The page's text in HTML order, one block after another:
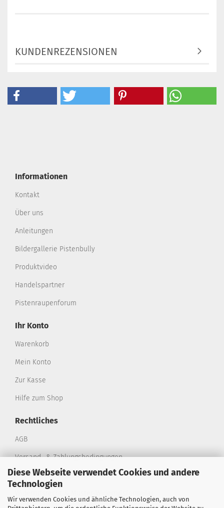
Diese Webseite verwendet Cookies und andere
Technologien
Wir verwenden Cookies und ähnliche Technologien, auch von
KUNDENREZENSIONEN
Informationen
Kontakt
Über uns
Anleitungen
Bildergallerie Pistenbully
Produktvideo
Handelspartner
Pistenraupenforum
Ihr Konto
Warenkorb
Mein Konto
Zur Kasse
Hilfe zum Shop
Rechtliches
AGB
Versand- & Zahlungsbedingungen
Privatsphäre und Datenschutz